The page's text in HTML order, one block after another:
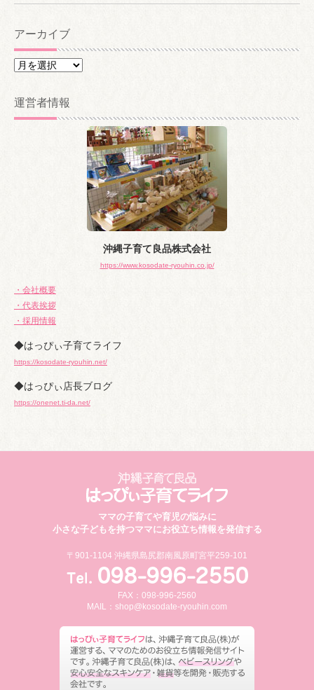
アーカイブ
ア
カ
イ
運営者情報
沖縄子育て良品株式会社
https://www.kosodate-ryouhin.co.jp/
・会社概要
・代表挨拶
・採用情報
◆はっぴぃ子育てライフ
https://kosodate-ryouhin.net/
◆はっぴぃ店長ブログ
https://onenet.ti-da.net/
ママの子育てや育児の悩みに
小さな子どもを持つママにお役立ち情報を発信する
〒901-1104 沖縄県島尻郡南風原町宮平259-101
FAX：098-996-2560
MAIL： shop@kosodate-ryouhin.com